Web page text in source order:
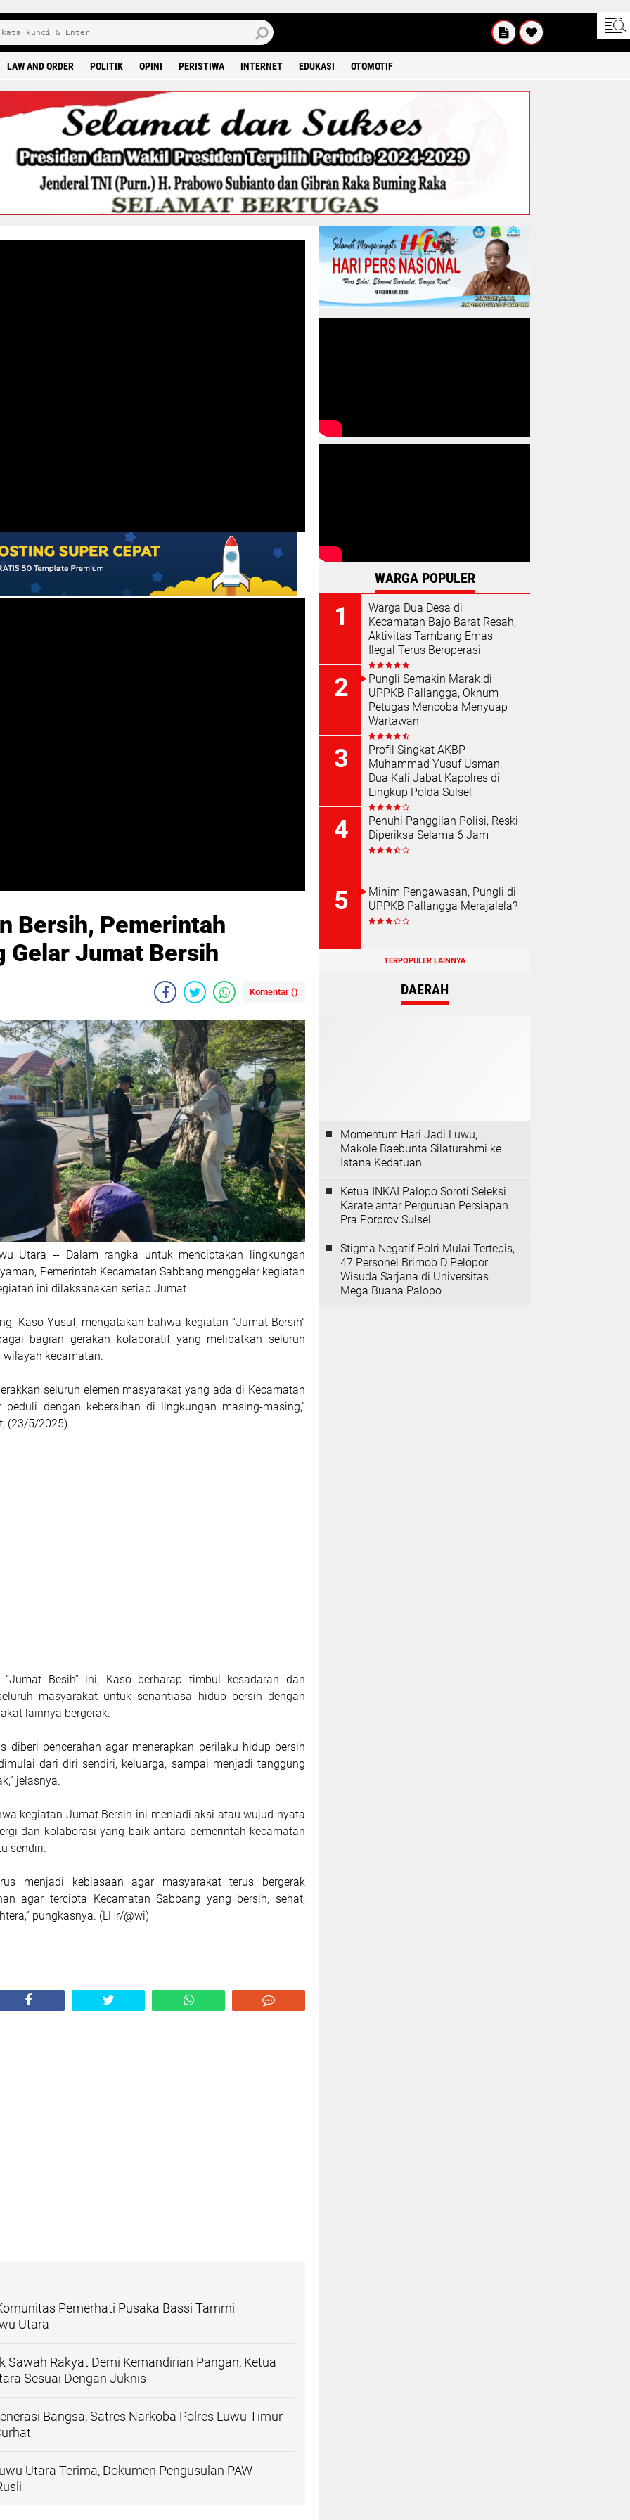
LAW AND ORDER POLITIK OPINI PERISTIWA INTERNET EDUKASI OTOMOTIF
Bersih, Pemerintah
Gelar Jumat Bersih
Komentar ()
Utara -- Dalam rangka untuk menciptakan lingkungan
Pemerintah Kecamatan Sabbang menggelar kegiatan
ini dilaksanakan setiap Jumat.
Kaso Yusuf, mengatakan bahwa kegiatan “Jumat Bersih”
bagian gerakan kolaboratif yang melibatkan seluruh
wilayah kecamatan.
seluruh elemen masyarakat yang ada di Kecamatan
dengan kebersihan di lingkungan masing-masing,”
(23/5/2025).
“Jumat Besih” ini, Kaso berharap timbul kesadaran dan
masyarakat untuk senantiasa hidup bersih dengan
lainnya bergerak.
diberi pencerahan agar menerapkan perilaku hidup bersih
dari diri sendiri, keluarga, sampai menjadi tanggung
jelasnya.
kegiatan Jumat Bersih ini menjadi aksi atau wujud nyata
dan kolaborasi yang baik antara pemerintah kecamatan
sendiri.
menjadi kebiasaan agar masyarakat terus bergerak
agar tercipta Kecamatan Sabbang yang bersih, sehat,
pungkasnya. (LHr/@wi)
Pemerhati Pusaka Bassi Tammi
Utara
Sawah Rakyat Demi Kemandirian Pangan, Ketua
Sesuai Dengan Juknis
Bangsa, Satres Narkoba Polres Luwu Timur
Utara Terima, Dokumen Pengusulan PAW
WARGA POPULER
Warga Dua Desa di
Kecamatan Bajo Barat Resah,
Aktivitas Tambang Emas
Ilegal Terus Beroperasi
Pungli Semakin Marak di
UPPKB Pallangga, Oknum
Petugas Mencoba Menyuap
Wartawan
Profil Singkat AKBP
Muhammad Yusuf Usman,
Dua Kali Jabat Kapolres di
Lingkup Polda Sulsel
Penuhi Panggilan Polisi, Reski
Diperiksa Selama 6 Jam
Minim Pengawasan, Pungli di
UPPKB Pallangga Merajalela?
TERPOPULER LAINNYA
DAERAH
Momentum Hari Jadi Luwu,
Makole Baebunta Silaturahmi ke
Istana Kedatuan
Ketua INKAI Palopo Soroti Seleksi
Karate antar Perguruan Persiapan
Pra Porprov Sulsel
Stigma Negatif Polri Mulai Tertepis,
47 Personel Brimob D Pelopor
Wisuda Sarjana di Universitas
Mega Buana Palopo